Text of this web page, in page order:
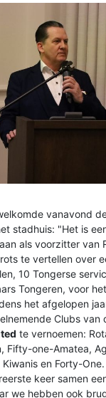
vanavond
stadhuis: "Het is
als voorzitter van
te vertellen over
10 Tongerse
Tongeren, voor
het afgelopen
Clubs van
te vernoemen:
Fifty-one-Amatea,
en Forty-
keer samen
we hebben ook